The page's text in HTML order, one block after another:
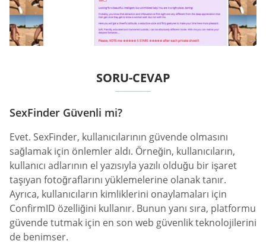
SORU-CEVAP
SexFinder Güvenli mi?
Evet. SexFinder, kullanıcılarının güvende olmasını
sağlamak için önlemler aldı. Örneğin, kullanıcıların,
kullanıcı adlarının el yazısıyla yazılı olduğu bir işaret
taşıyan fotoğraflarını yüklemelerine olanak tanır.
Ayrıca, kullanıcıların kimliklerini onaylamaları için
ConfirmID özelliğini kullanır. Bunun yanı sıra, platformu
güvende tutmak için en son web güvenlik teknolojilerini
de benimser.